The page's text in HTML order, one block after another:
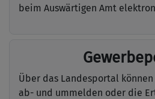
beim Auswärtigen Amt
Über das Landesportal
ab- und ummelden oder die